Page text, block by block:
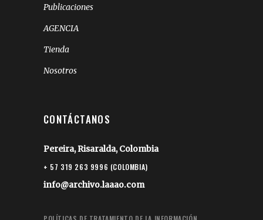
Publicaciones
AGENCIA
Tienda
Nosotros
CONTÁCTANOS
Pereira, Risaralda, Colombia
+ 57 319 263 9996 (COLOMBIA)
info@archivo.laaao.com